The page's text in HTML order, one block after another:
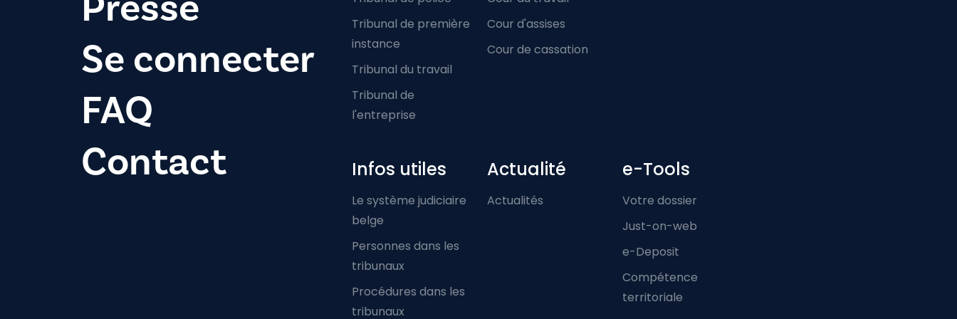
Se connecter
FAQ
Contact
Tribunal de première
instance
Tribunal du travail
Tribunal de
l'entreprise
Cour d'assises
Cour de cassation
Infos utiles
Le système judiciaire
belge
Personnes dans les
tribunaux
Procédures dans les
tribunaux
Actualité
Actualités
e-Tools
Votre dossier
Just-on-web
e-Deposit
Compétence
territoriale